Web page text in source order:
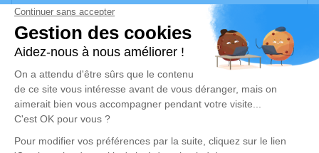
vos condoléances, partager des photos souvenirs, une
anecdote ou exprimer vos pensées à travers des
poèmes ou des textes. Cet endroit est un lieu
d'expression dédié à honorer la mémoire de Michel
MARTIN.
Un service de plantation d’arbre hommage est
disponible ici.